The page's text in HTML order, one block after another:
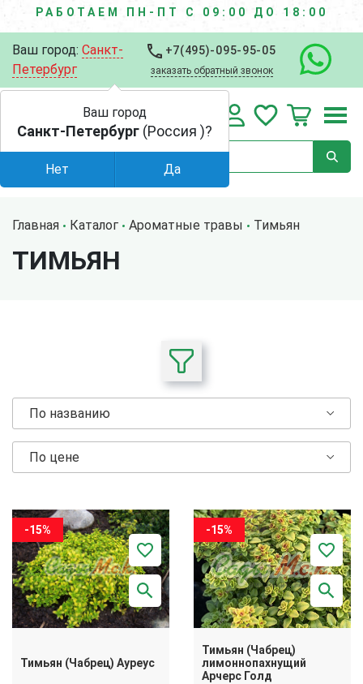
РАБОТАЕМ ПН-ПТ С 09:00 ДО 18:00
Ваш город: Санкт-
Петербург
+7(495)-095-95-05
заказать обратный звонок
Главная Каталог Ароматные травы Тимьян
ТИМЬЯН
По названию
По цене
-15%
Тимьян (Чабрец) Ауреус
-15%
Тимьян (Чабрец)
лимоннопахнущий
Арчерс Голд
Ваш город
Санкт-Петербург (Россия )?
Нет Да